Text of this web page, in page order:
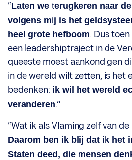
“Laten we terugkeren naar
volgens mij is het
heel grote hefboom. Dus
een leadershiptraject in de
queeste moest aankondigen
in de wereld wilt zetten, is het
bedenken: ik wil het wereld
veranderen.”
“Wat ik als Vlaming zelf van
Daarom ben ik blij dat ik het
Staten deed, die mensen